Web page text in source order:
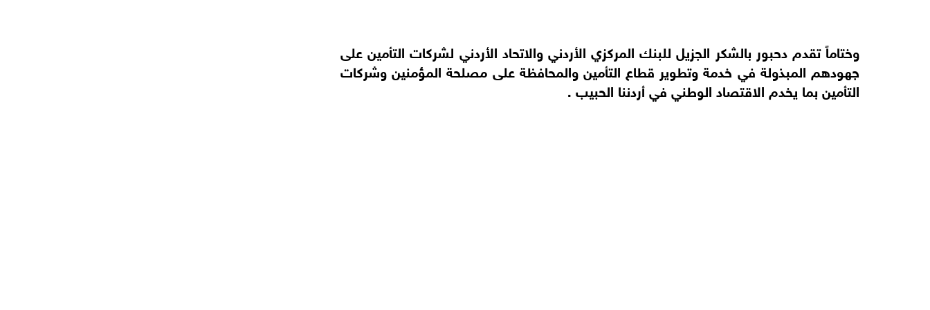
وختاماً تقدم دحبور بالشكر الجزيل للبنك المركزي الأردني والاتحاد الأردني لشركات التأمين على
جهودهم المبذولة في خدمة وتطوير قطاع التأمين والمحافظة على مصلحة المؤمنين وشركات
التأمين بما يخدم الاقتصاد الوطني في أردننا الحبيب .